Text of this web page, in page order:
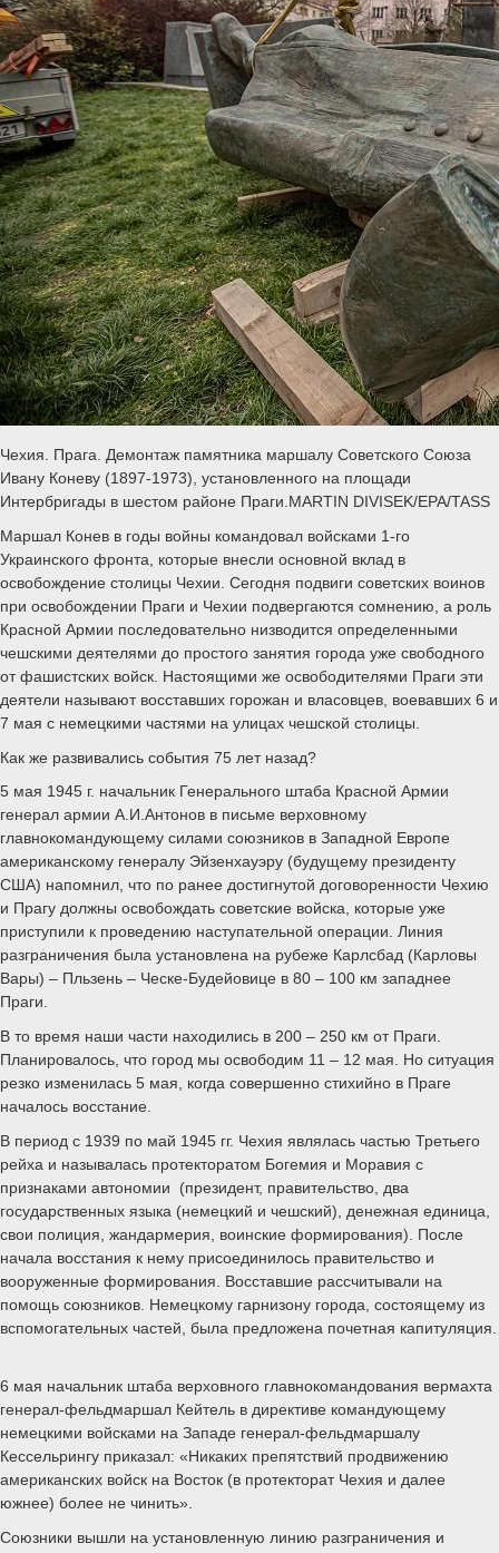
Чехия. Прага. Демонтаж памятника маршалу Советского Союза
Ивану Коневу (1897-1973), установленного на площади
Интербригады в шестом районе Праги.MARTIN DIVISEK/EPA/TASS
Маршал Конев в годы войны командовал войсками 1-го
Украинского фронта, которые внесли основной вклад в
освобождение столицы Чехии. Сегодня подвиги советских воинов
при освобождении Праги и Чехии подвергаются сомнению, а роль
Красной Армии последовательно низводится определенными
чешскими деятелями до простого занятия города уже свободного
от фашистских войск. Настоящими же освободителями Праги эти
деятели называют восставших горожан и власовцев, воевавших 6 и
7 мая с немецкими частями на улицах чешской столицы.
Как же развивались события 75 лет назад?
5 мая 1945 г. начальник Генерального штаба Красной Армии
генерал армии А.И.Антонов в письме верховному
главнокомандующему силами союзников в Западной Европе
американскому генералу Эйзенхауэру (будущему президенту
США) напомнил, что по ранее достигнутой договоренности Чехию
и Прагу должны освобождать советские войска, которые уже
приступили к проведению наступательной операции. Линия
разграничения была установлена на рубеже Карлсбад (Карловы
Вары) – Пльзень – Ческе-Будейовице в 80 – 100 км западнее
Праги.
В то время наши части находились в 200 – 250 км от Праги.
Планировалось, что город мы освободим 11 – 12 мая. Но ситуация
резко изменилась 5 мая, когда совершенно стихийно в Праге
началось восстание.
В период с 1939 по май 1945 гг. Чехия являлась частью Третьего
рейха и называлась протекторатом Богемия и Моравия с
признаками автономии (президент, правительство, два
государственных языка (немецкий и чешский), денежная единица,
свои полиция, жандармерия, воинские формирования). После
начала восстания к нему присоединилось правительство и
вооруженные формирования. Восставшие рассчитывали на
помощь союзников. Немецкому гарнизону города, состоящему из
вспомогательных частей, была предложена почетная капитуляция.
6 мая начальник штаба верховного главнокомандования вермахта
генерал-фельдмаршал Кейтель в директиве командующему
немецкими войсками на Западе генерал-фельдмаршалу
Кессельрингу приказал: «Никаких препятствий продвижению
американских войск на Восток (в протекторат Чехия и далее
южнее) более не чинить».
Союзники вышли на установленную линию разграничения и